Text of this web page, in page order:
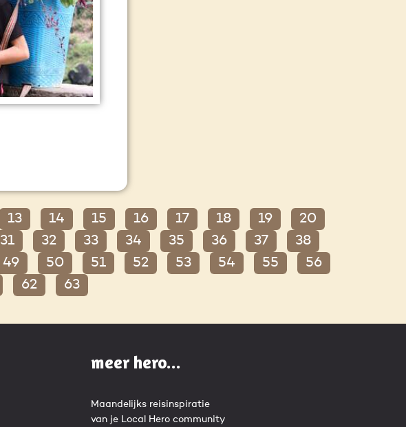
13 14 15 16 17 18 19
20
31 32 33 34 35 36 37
38
49 50 51 52 53 54 55
56
62 63
meer hero...
Maandelijks reisinspiratie
van je Local Hero community